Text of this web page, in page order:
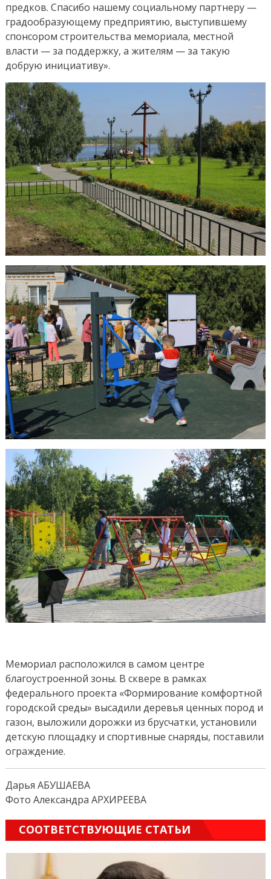
предков. Спасибо нашему социальному партнеру —
градообразующему предприятию, выступившему
спонсором строительства мемориала, местной
власти — за поддержку, а жителям — за такую
добрую инициативу».
Мемориал расположился в самом центре
благоустроенной зоны. В сквере в рамках
федерального проекта «Формирование комфортной
городской среды» высадили деревья ценных пород и
газон, выложили дорожки из брусчатки, установили
детскую площадку и спортивные снаряды, поставили
ограждение.
Дарья АБУШАЕВА
Фото Александра АРХИРЕЕВА
СООТВЕТСТВУЮЩИЕ СТАТЬИ